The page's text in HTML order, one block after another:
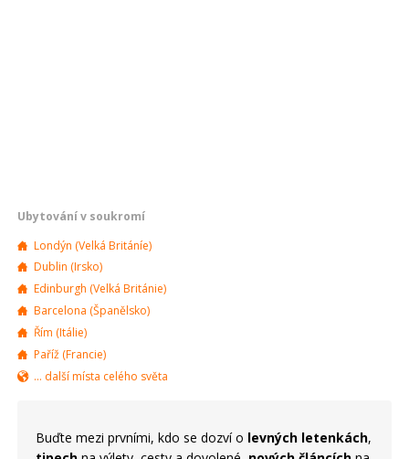
Ubytování v soukromí
Londýn (Velká Británíe)
Dublin (Irsko)
Edinburgh (Velká Británie)
Barcelona (Španělsko)
Řím (Itálie)
Paříž (Francie)
... další místa celého světa
Buďte mezi prvními, kdo se dozví o levných letenkách,